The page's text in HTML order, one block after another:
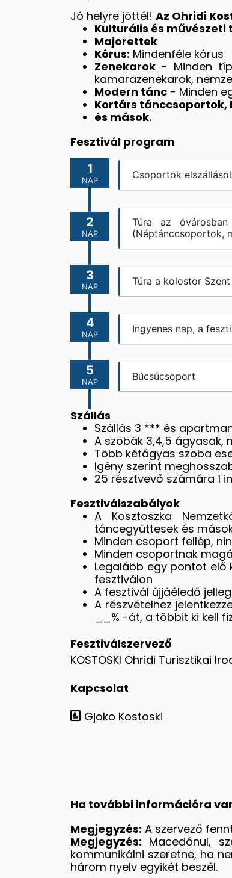
Jó helyre jöttél! Az Ohridi
Kulturális és művészeti
Majorettek
Kórus: Mindenféle kórus
Zenekarok - Minden
kamarazenekarok,
Modern tánc - Minden
Kortárs tánccsoportok,
és mások.
Fesztivál program
1
NAP Csoportok
2
NAP
Túra az
(Néptánccsoportok,
3
NAP Túra a kolostor
4
NAP Ingyenes nap, a
5
NAP Búcsúcsoport
Szállás
Szállás 3 *** és
A szobák 3,4,5 ágyasak,
Több kétágyas szoba
Igény szerint
25 résztvevő számára 1
Fesztiválszabályok
A Kosztoszka
táncegyüttesek és
Minden csoport fellép,
Minden csoportnak
Legalább egy pontot elő
fesztiválon
A fesztivál újjáéledő
A részvételhez
__% -át, a többit ki kell
Fesztiválszervező
KOSTOSKI Ohridi Turisztikai
Kapcsolat
Gjoko Kostoski
Ha további információra
Megjegyzés: A szervező
Megjegyzés: Macedónul,
kommunikálni szeretne, ha
három nyelv egyikét beszél.